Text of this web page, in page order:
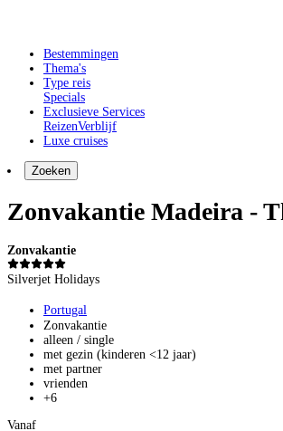
Bestemmingen
Thema's
Type reis
Specials
Exclusieve Services
ReizenVerblijf
Luxe cruises
Zoeken
Zonvakantie Madeira -
Zonvakantie
Silverjet Holidays
Portugal
Zonvakantie
alleen / single
met gezin (kinderen <12 jaar)
met partner
vrienden
+6
Vanaf